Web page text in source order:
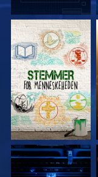
UDFORSK SERIEN